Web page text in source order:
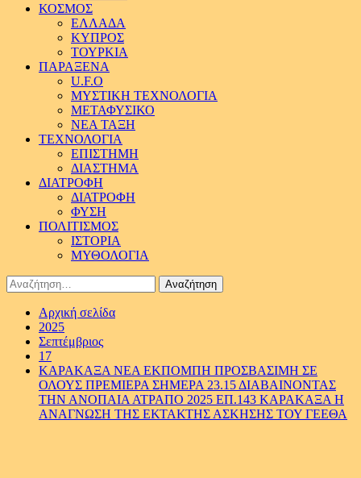
ΚΟΣΜΟΣ
ΕΛΛΑΔΑ
ΚΥΠΡΟΣ
ΤΟΥΡΚΙΑ
ΠΑΡΑΞΕΝΑ
U.F.O
ΜΥΣΤΙΚΗ ΤΕΧΝΟΛΟΓΙΑ
ΜΕΤΑΦΥΣΙΚΟ
ΝΕΑ ΤΑΞΗ
ΤΕΧΝΟΛΟΓΙΑ
ΕΠΙΣΤΗΜΗ
ΔΙΑΣΤΗΜΑ
ΔΙΑΤΡΟΦΗ
ΔΙΑΤΡΟΦΗ
ΦΥΣΗ
ΠΟΛΙΤΙΣΜΟΣ
ΙΣΤΟΡΙΑ
ΜΥΘΟΛΟΓΙΑ
Αναζήτηση
για:
Αρχική σελίδα
2025
Σεπτέμβριος
17
ΚΑΡΑΚΑΞΑ ΝΕΑ ΕΚΠΟΜΠΗ ΠΡΟΣΒΑΣΙΜΗ ΣΕ
ΟΛΟΥΣ ΠΡΕΜΙΕΡΑ ΣΗΜΕΡΑ 23.15 ΔΙΑΒΑΙΝΟΝΤΑΣ
ΤΗΝ ΑΝΟΠΑΙΑ ΑΤΡΑΠΟ 2025 ΕΠ.143 ΚΑΡΑΚΑΞΑ Η
ΑΝΑΓΝΩΣΗ ΤΗΣ ΕΚΤΑΚΤΗΣ ΑΣΚΗΣΗΣ ΤΟΥ ΓΕΕΘΑ